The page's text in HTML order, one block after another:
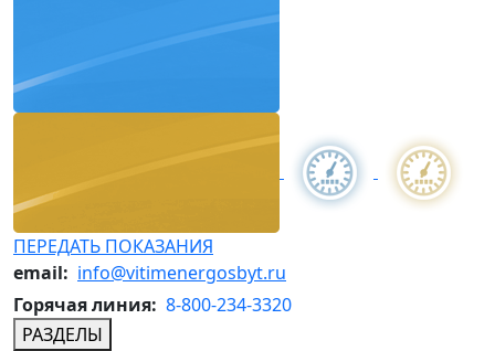
ПЕРЕДАТЬ ПОКАЗАНИЯ
email: info@vitimenergosbyt.ru
Горячая линия: 8-800-234-3320
РАЗДЕЛЫ